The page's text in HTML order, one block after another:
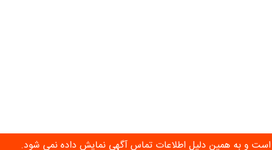
است و به همین دلیل اطلاعات تماس آگهی نمایش داده نمی شود.